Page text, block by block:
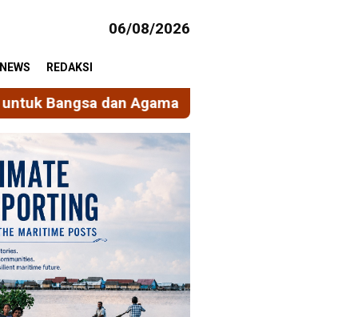
06/08/2026
REDAKSI
Ekonomi Sirkular Berbasis Nilai Spiritual,